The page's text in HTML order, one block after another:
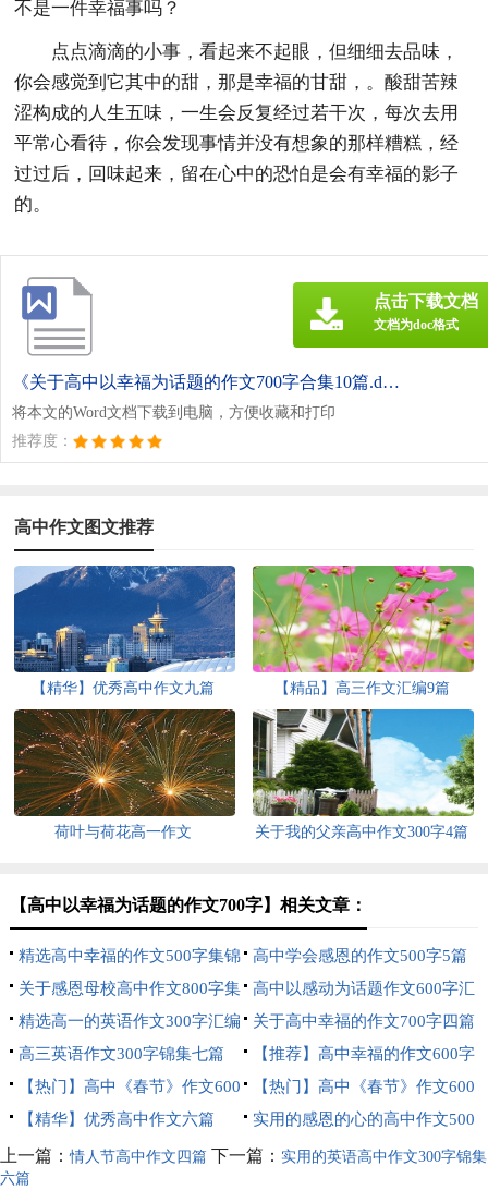
不是一件幸福事吗？
点点滴滴的小事，看起来不起眼，但细细去品味，
你会感觉到它其中的甜，那是幸福的甘甜，。酸甜苦辣
涩构成的人生五味，一生会反复经过若干次，每次去用
平常心看待，你会发现事情并没有想象的那样糟糕，经
过过后，回味起来，留在心中的恐怕是会有幸福的影子
的。
《关于高中以幸福为话题的作文700字合集10篇.doc》
将本文的Word文档下载到电脑，方便收藏和打印
推荐度：
点击下载文档
文档为doc格式
高中作文图文推荐
【精华】优秀高中作文九篇 【精品】高三作文汇编9篇
荷叶与荷花高一作文 关于我的父亲高中作文300字4篇
【高中以幸福为话题的作文700字】相关文章：
精选高中幸福的作文500字集锦
8篇
高中学会感恩的作文500字5篇
关于感恩母校高中作文800字集
合七篇
高中以感动为话题作文600字汇
编五篇
精选高一的英语作文300字汇编
7篇
关于高中幸福的作文700字四篇
高三英语作文300字锦集七篇
【推荐】高中幸福的作文600字
汇编8篇
【热门】高中《春节》作文600
字五篇
【热门】高中《春节》作文600
字3篇
【精华】优秀高中作文六篇
实用的感恩的心的高中作文500
字三篇
上一篇：情人节高中作文四篇 下一篇： 实用的英语高中作文300字锦集
六篇